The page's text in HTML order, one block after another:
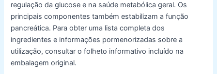
regulação da glucose e na saúde metabólica geral. Os
principais componentes também estabilizam a função
pancreática. Para obter uma lista completa dos
ingredientes e informações pormenorizadas sobre a
utilização, consultar o folheto informativo incluído na
embalagem original.